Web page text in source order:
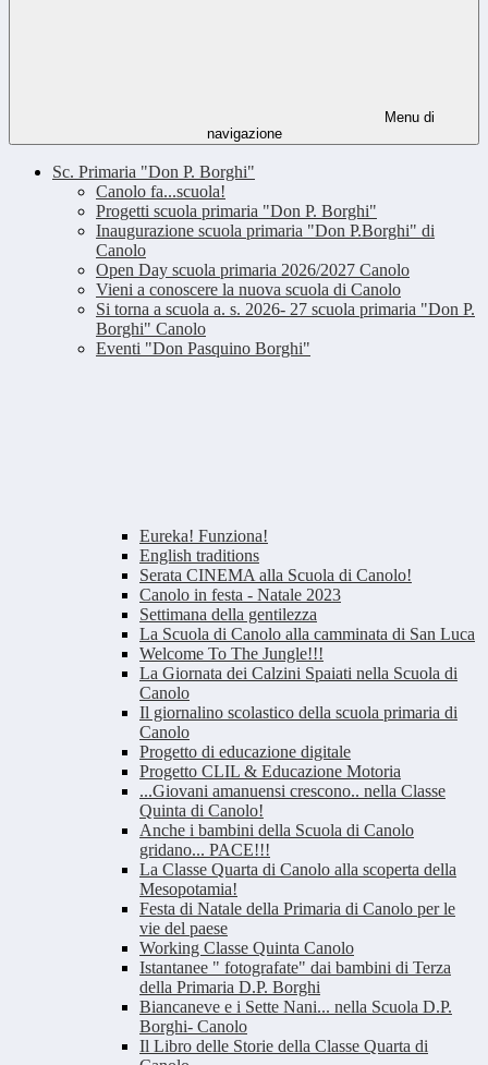
Menu di
navigazione
Sc. Primaria "Don P. Borghi"
Canolo fa...scuola!
Progetti scuola primaria "Don P. Borghi"
Inaugurazione scuola primaria "Don P.Borghi" di
Canolo
Open Day scuola primaria 2026/2027 Canolo
Vieni a conoscere la nuova scuola di Canolo
Si torna a scuola a. s. 2026- 27 scuola primaria "Don P.
Borghi" Canolo
Eventi "Don Pasquino Borghi"
Eureka! Funziona!
English traditions
Serata CINEMA alla Scuola di Canolo!
Canolo in festa - Natale 2023
Settimana della gentilezza
La Scuola di Canolo alla camminata di San Luca
Welcome To The Jungle!!!
La Giornata dei Calzini Spaiati nella Scuola di
Canolo
Il giornalino scolastico della scuola primaria di
Canolo
Progetto di educazione digitale
Progetto CLIL & Educazione Motoria
...Giovani amanuensi crescono.. nella Classe
Quinta di Canolo!
Anche i bambini della Scuola di Canolo
gridano... PACE!!!
La Classe Quarta di Canolo alla scoperta della
Mesopotamia!
Festa di Natale della Primaria di Canolo per le
vie del paese
Working Classe Quinta Canolo
Istantanee " fotografate" dai bambini di Terza
della Primaria D.P. Borghi
Biancaneve e i Sette Nani... nella Scuola D.P.
Borghi- Canolo
Il Libro delle Storie della Classe Quarta di